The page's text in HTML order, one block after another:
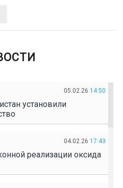
05.02.26 14:50
установили
04.02.26 17:43
реализации оксида